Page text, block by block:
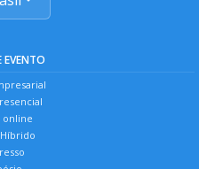
EVENTO
online